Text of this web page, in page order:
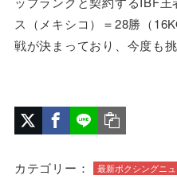
ス（メキシコ）＝28勝（
戦が決まっており、今度も
カテゴリー： 最新ボクシングニ